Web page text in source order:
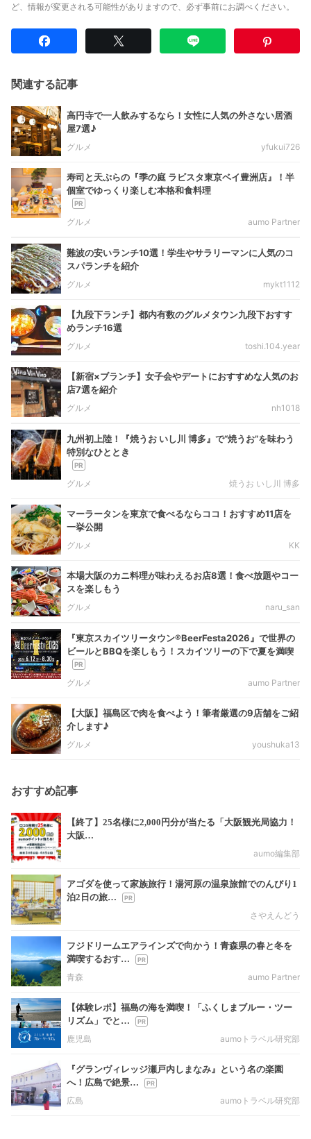
ど、情報が変更される可能性がありますので、必ず事前にお調べください。
関連する記事
高円寺で一人飲みするなら！女性に人気の外さない居酒
屋7選♪
グルメ yfukui726
寿司と天ぷらの『季の庭 ラビスタ東京ベイ豊洲店』！半
個室でゆっくり楽しむ本格和食料理
グルメ aumo Partner
難波の安いランチ10選！学生やサラリーマンに人気のコ
スパランチを紹介
グルメ mykt1112
【九段下ランチ】都内有数のグルメタウン九段下おすす
めランチ16選
グルメ toshi.104.year
【新宿×ブランチ】女子会やデートにおすすめな人気のお
店7選を紹介
グルメ nh1018
九州初上陸！『焼うお いし川 博多』で“焼うお”を味わう
特別なひととき
グルメ 焼うお いし川 博多
マーラータンを東京で食べるならココ！おすすめ11店を
一挙公開
グルメ KK
本場大阪のカニ料理が味わえるお店8選！食べ放題やコー
スを楽しもう
グルメ naru_san
『東京スカイツリータウン®BeerFesta2026』で世界の
ビールとBBQを楽しもう！スカイツリーの下で夏を満喫
グルメ aumo Partner
【大阪】福島区で肉を食べよう！筆者厳選の9店舗をご紹
介します♪
グルメ youshuka13
おすすめ記事
【終了】25名様に2,000円分が当たる「大阪観光局協力！
大阪…
aumo編集部
アゴダを使って家族旅行！湯河原の温泉旅館でのんびり1
泊2日の旅…
さやえんどう
フジドリームエアラインズで向かう！青森県の春と冬を
満喫するおす…
青森
aumo Partner
【体験レポ】福島の海を満喫！「ふくしまブルー・ツー
リズム」でと…
鹿児島
aumoトラベル研究部
『グランヴィレッジ瀬戸内しまなみ』という名の楽園
へ！広島で絶景…
広島
aumoトラベル研究部